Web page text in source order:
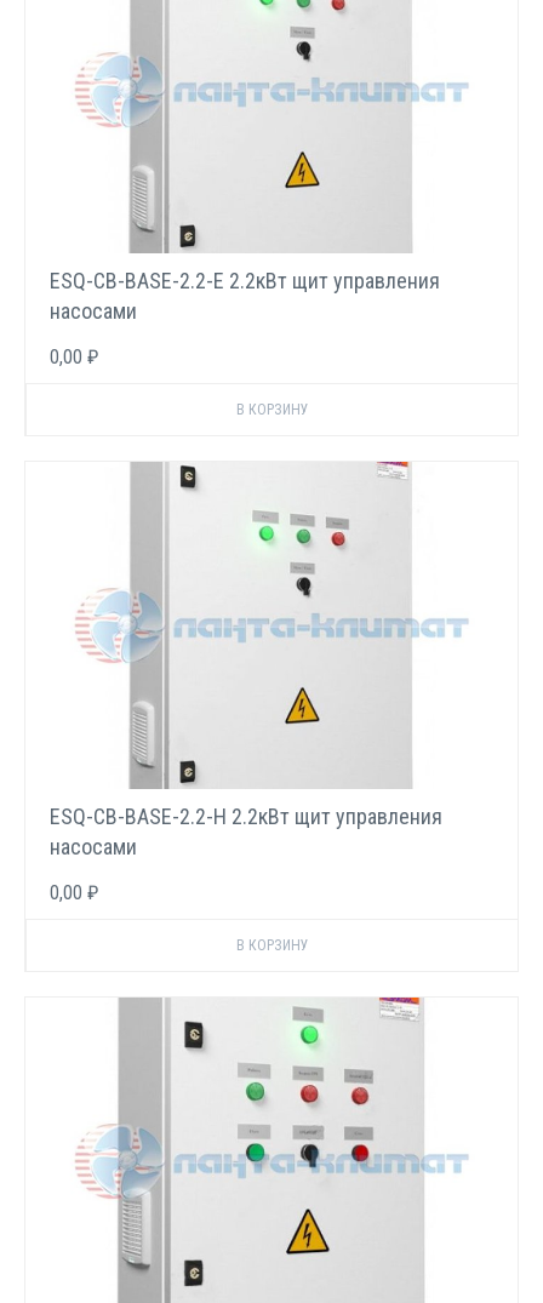
ESQ-CB-BASE-2.2-E 2.2кВт щит управления
насосами
0,00 ₽
ESQ-CB-BASE-2.2-H 2.2кВт щит управления
насосами
0,00 ₽